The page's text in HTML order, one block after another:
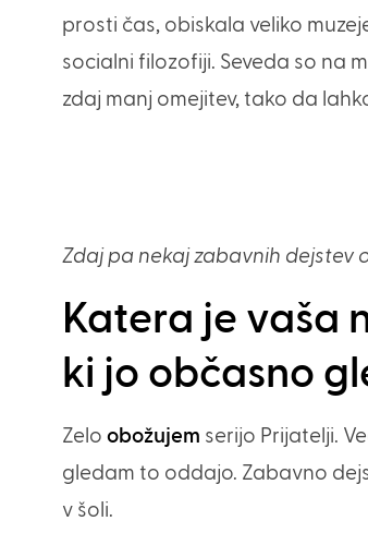
prosti čas, obiskala veliko
socialni filozofiji. Seveda so na
zdaj manj omejitev, tako da
Zdaj pa nekaj zabavnih dejstev
Katera je vaša
ki jo občasno
Zelo obožujem serijo Prijatelji.
gledam to oddajo. Zabavno
v šoli.